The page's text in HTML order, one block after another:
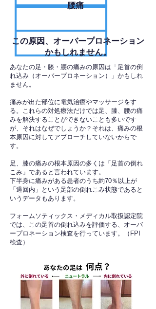
腰痛
​この原因、オーバープロネーション
かもしれません。
あなたの足・膝・腰の痛みの原因は「足首の倒
れ込み（オーバープロネーション）」かもしれ
ません。
痛みが出た部位に電気治療やマッサージをす
る。これらの対処療法だけでは足、膝、腰の痛
みを解決することができないことも多いです
が、それはなぜでしょうか？それは、痛みの根
本原因に対してアプローチしていないからで
す。
足、膝の痛みの根本原因の多くは「足首の倒れ
こみ」であると言われています。
下半身に痛みがある患者のうち約70％以上が
「過回内」という足部の倒れこみ状態であると
いうデータもあります。
フォームソティックス・メディカル取扱認定院
では、この足首の倒れ込みを評価する、オーバ
ープロネーション検査を行っています。（FPI
検査）​